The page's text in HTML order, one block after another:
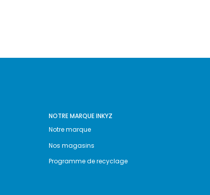
NOTRE MARQUE INKYZ
Notre marque
Nos magasins
Programme de recyclage